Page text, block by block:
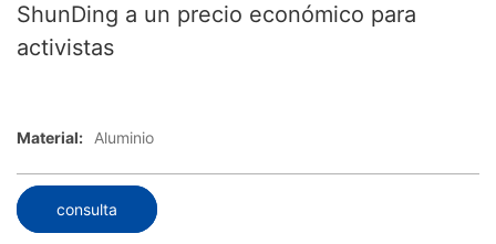
ShunDing a un precio económico para
activistas
Material: Aluminio
consulta